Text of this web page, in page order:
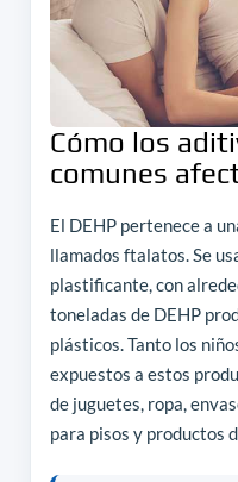
Cómo los
comunes
El DEHP pertenece a
llamados ftalatos. Se
plastificante, con
toneladas de DEHP
plásticos. Tanto los
expuestos a estos
de juguetes, ropa,
para pisos y productos